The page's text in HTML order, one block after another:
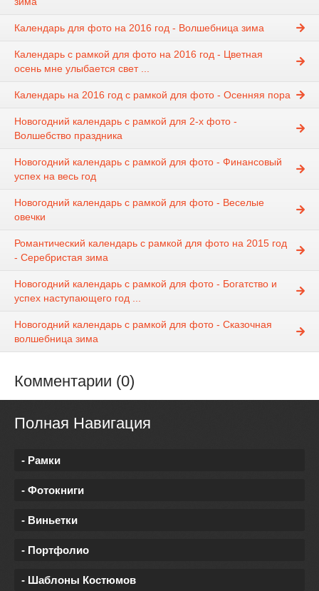
Календарь для фото на 2016 год - Волшебница зима
Календарь с рамкой для фото на 2016 год - Цветная
осень мне улыбается свет ...
Календарь на 2016 год с рамкой для фото - Осенняя пора
Новогодний календарь с рамкой для 2-х фото -
Волшебство праздника
Новогодний календарь с рамкой для фото - Финансовый
успех на весь год
Новогодний календарь с рамкой для фото - Веселые
овечки
Романтический календарь с рамкой для фото на 2015 год
- Серебристая зима
Новогодний календарь с рамкой для фото - Богатство и
успех наступающего год ...
Новогодний календарь с рамкой для фото - Сказочная
волшебница зима
Комментарии (0)
Полная Навигация
- Рамки
- Фотокниги
- Виньетки
- Портфолио
- Шаблоны Костюмов